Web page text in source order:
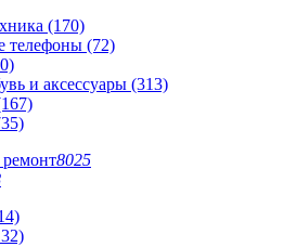
(170)
телефоны (72)
и аксессуары (313)
ремонт8025